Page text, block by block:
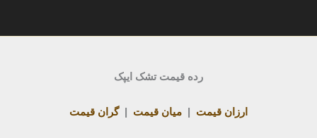
رده قیمت تشک ایپک
ارزان قیمت میان قیمت |گران قیمت